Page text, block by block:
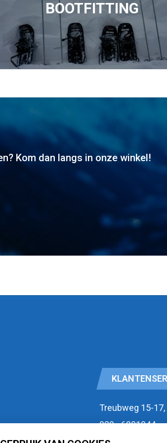
BOOTFITTING
Kom dan langs in onze winkel!
Treubweg 15-
020 - 6901044